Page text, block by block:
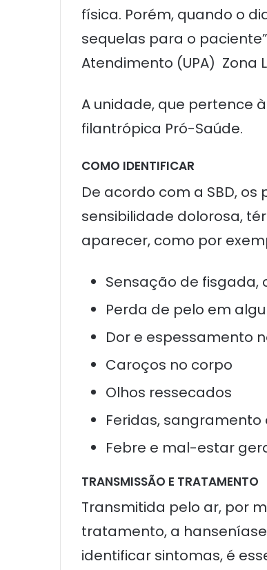
física. Porém, quando o
sequelas para o
Atendimento (UPA) Zona
A unidade, que pertence
filantrópica Pró-Saúde.
COMO IDENTIFICAR
De acordo com a SBD,
sensibilidade dolorosa,
aparecer, como por
Sensação de
Perda de pelo em
Dor e espessamento
Caroços no corpo
Olhos ressecados
Feridas,
Febre e mal-estar
TRANSMISSÃO E TRATAMENTO
Transmitida pelo ar, por
tratamento, a
identificar sintomas, é